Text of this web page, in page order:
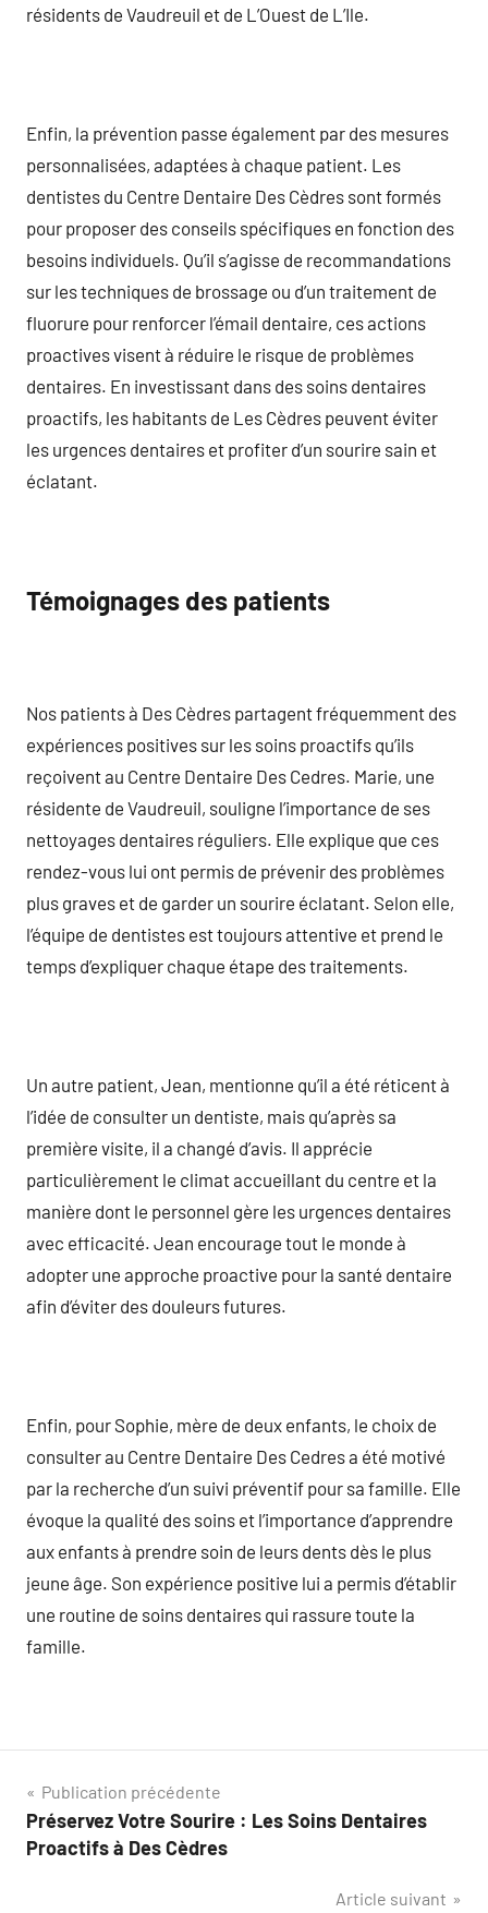
résidents de Vaudreuil et de L’Ouest de L’Ile.
Enfin, la prévention passe également par des mesures
personnalisées, adaptées à chaque patient. Les
dentistes du Centre Dentaire Des Cèdres sont formés
pour proposer des conseils spécifiques en fonction des
besoins individuels. Qu’il s’agisse de recommandations
sur les techniques de brossage ou d’un traitement de
fluorure pour renforcer l’émail dentaire, ces actions
proactives visent à réduire le risque de problèmes
dentaires. En investissant dans des soins dentaires
proactifs, les habitants de Les Cèdres peuvent éviter
les urgences dentaires et profiter d’un sourire sain et
éclatant.
Témoignages des patients
Nos patients à Des Cèdres partagent fréquemment des
expériences positives sur les soins proactifs qu’ils
reçoivent au Centre Dentaire Des Cedres. Marie, une
résidente de Vaudreuil, souligne l’importance de ses
nettoyages dentaires réguliers. Elle explique que ces
rendez-vous lui ont permis de prévenir des problèmes
plus graves et de garder un sourire éclatant. Selon elle,
l’équipe de dentistes est toujours attentive et prend le
temps d’expliquer chaque étape des traitements.
Un autre patient, Jean, mentionne qu’il a été réticent à
l’idée de consulter un dentiste, mais qu’après sa
première visite, il a changé d’avis. Il apprécie
particulièrement le climat accueillant du centre et la
manière dont le personnel gère les urgences dentaires
avec efficacité. Jean encourage tout le monde à
adopter une approche proactive pour la santé dentaire
afin d’éviter des douleurs futures.
Enfin, pour Sophie, mère de deux enfants, le choix de
consulter au Centre Dentaire Des Cedres a été motivé
par la recherche d’un suivi préventif pour sa famille. Elle
évoque la qualité des soins et l’importance d’apprendre
aux enfants à prendre soin de leurs dents dès le plus
jeune âge. Son expérience positive lui a permis d’établir
une routine de soins dentaires qui rassure toute la
famille.
Navigation
de
Publication précédente
Préservez Votre Sourire : Les Soins Dentaires
Proactifs à Des Cèdres
Article suivant